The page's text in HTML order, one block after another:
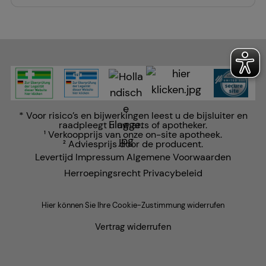
* Voor risico’s en bijwerkingen leest u de bijsluiter en
raadpleegt u uw arts of apotheker.
1 Verkoopprijs van onze on-site apotheek.
2 Adviesprijs door de producent.
Levertijd ImpressumAlgemene Voorwaarden
Herroepingsrecht Privacybeleid
Hier können Sie Ihre Cookie-Zustimmung widerrufen
Vertrag widerrufen